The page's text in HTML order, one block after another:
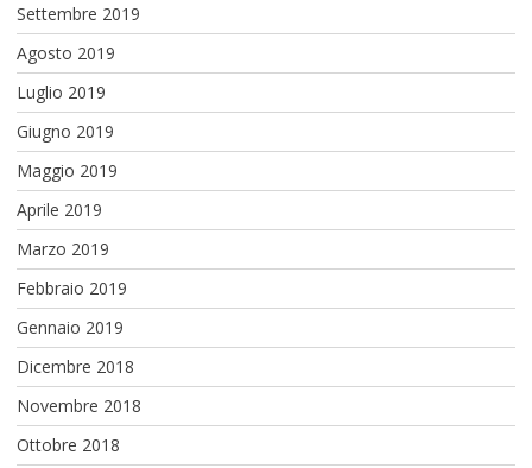
Settembre 2019
Agosto 2019
Luglio 2019
Giugno 2019
Maggio 2019
Aprile 2019
Marzo 2019
Febbraio 2019
Gennaio 2019
Dicembre 2018
Novembre 2018
Ottobre 2018